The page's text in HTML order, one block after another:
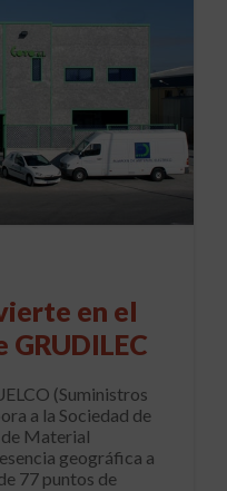
en el
(Suministros
a la Sociedad de
Material
geográfica a
77 puntos de